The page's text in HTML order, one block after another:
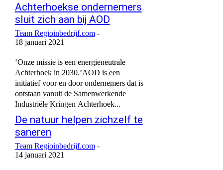
Achterhoekse ondernemers
sluit zich aan bij AOD
Team Regioinbedrijf.com -
18 januari 2021
‘Onze missie is een energieneutrale
Achterhoek in 2030.’AOD is een
initiatief voor en door ondernemers dat is
ontstaan vanuit de Samenwerkende
Industriële Kringen Achterhoek...
De natuur helpen zichzelf te
saneren
Team Regioinbedrijf.com -
14 januari 2021